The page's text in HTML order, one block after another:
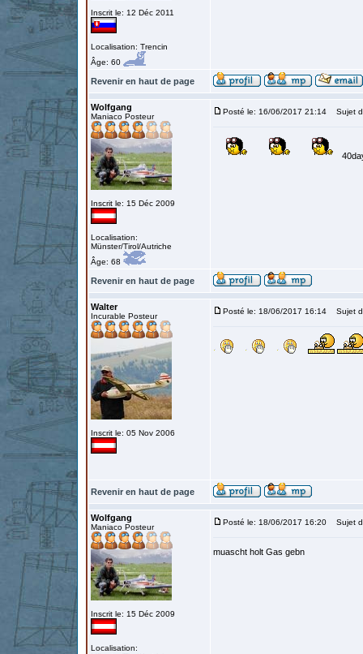
Inscrit le: 12 Déc 2011
Localisation: Trencin
Âge: 60
Revenir en haut de page
Wolfgang
Maniaco Posteur
Inscrit le: 15 Déc 2009
Localisation:
Münster/Tirol/Autriche
Âge: 68
Posté le: 16/06/2017 21:14 Sujet
Revenir en haut de page
Walter
Incurable Posteur
Inscrit le: 05 Nov 2006
Posté le: 18/06/2017 16:14 Sujet
Revenir en haut de page
Wolfgang
Maniaco Posteur
Inscrit le: 15 Déc 2009
Localisation:
Posté le: 18/06/2017 16:20 Sujet
muascht holt Gas gebn